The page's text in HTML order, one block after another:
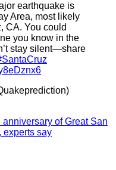
earthquake is
Area, most likely
CA. You could
you know in the
stay silent—share
anniversary of Great San
experts say